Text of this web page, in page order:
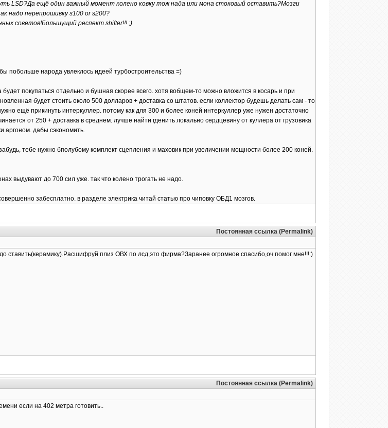
LSD?Да ещё один важный момент колено ковку тож нада или мона стоковый оставить?Мозги
надо перепрошивку s100 or s200?
советов!Большущий респект shifter!!! ;)
побольше народа увлеклось идеей турбостроительства =)
покупаться отдельно и бушная скорее всего. хотя вобщем-то можно вложится в косарь и при
будет стоить около 500 долларов + доставка со штатов. если коллектор будешь делать сам - то
ещё прикинуть интеркуллер. потому как для 300 и более коней интеркуллер уже нужен достаточно
от 250 + доставка в среднем. лучше найти гденить локально сердцевину от куллера от грузовика
аргоном. дабы сэкономить.
тебе нужно бполубому комплект сцепления и маховик при увеличении мощности более 200 коней.
выдувают до 700 сил уже. так что колено трогать не надо.
забесплатно. в разделе электрика читай статью про чиповку ОБД1 мозгов.
Постоянная ссылка (Permalink)
ставить(керамику).Расшифруй плиз ОВХ по лсд,это фирма?Заранее огромное спасибо,оч помог мне!!!:)
Постоянная ссылка (Permalink)
если на 402 метра готовить..